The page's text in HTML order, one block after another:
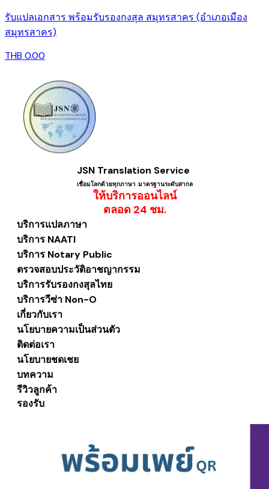
รับแปลเอกสาร พร้อมรับรองกงสุล สมุทรสาคร (อำเภอเมือง
สมุทรสาคร)
THB 0.00
JSN Translation Service
เชื่อมโลกด้วยทุกภาษา ​มาตรฐานระดับสากล
ให้บริการออนไลน์
​ตลอด 24 ชม.
บริการแปลภาษา
บริการ NAATI
บริการ Notary Public
ตรวจสอบประวัติอาชญากรรม
บริการรับรองกงสุลไทย
บริการวีซ่า Non-O
เกี่ยวกับเรา
นโยบายความเป็นส่วนตัว
ติดต่อเรา
นโยบายชดเชย
บทความ
รีวิวลูกค้า
รองรับ